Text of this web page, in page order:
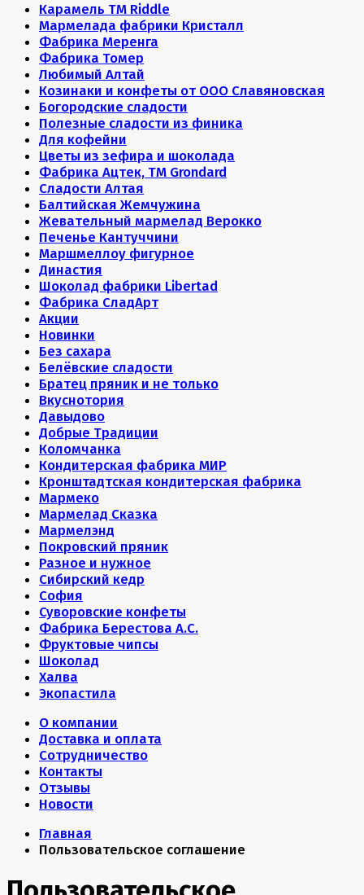
Карамель ТМ Riddle
Мармелада фабрики Кристалл
Фабрика Меренга
Фабрика Томер
Любимый Алтай
Козинаки и конфеты от ООО Славяновская
Богородские сладости
Полезные сладости из финика
Для кофейни
Цветы из зефира и шоколада
Фабрика Ацтек, ТМ Grondard
Сладости Алтая
Балтийская Жемчужина
Жевательный мармелад Верокко
Печенье Кантуччини
Маршмеллоу фигурное
Династия
Шоколад фабрики Libertad
Фабрика СладАрт
Акции
Новинки
Без сахара
Белёвские сладости
Братец пряник и не только
Вкуснотория
Давыдово
Добрые Традиции
Коломчанка
Кондитерская фабрика МИР
Кронштадтская кондитерская фабрика
Мармеко
Мармелад Сказка
Мармелэнд
Покровский пряник
Разное и нужное
Сибирский кедр
София
Суворовские конфеты
Фабрика Берестова А.С.
Фруктовые чипсы
Шоколад
Халва
Экопастила
О компании
Доставка и оплата
Сотрудничество
Контакты
Отзывы
Новости
Главная
Пользовательское соглашение